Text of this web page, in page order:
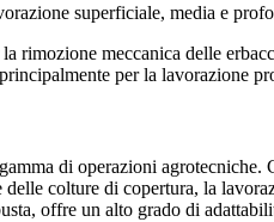
superficiale, media e
meccanica delle
per la lavorazione
di operazioni
colture di copertura, la
offre un alto grado di